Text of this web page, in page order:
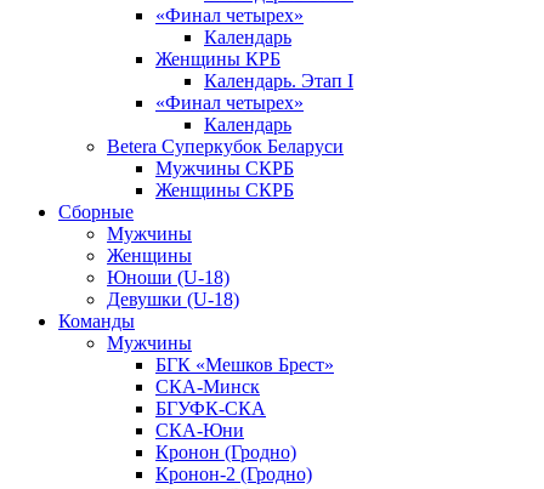
«Финал четырех»
Календарь
Женщины КРБ
Календарь. Этап I
«Финал четырех»
Календарь
Betera Суперкубок Беларуси
Мужчины СКРБ
Женщины СКРБ
Сборные
Мужчины
Женщины
Юноши (U-18)
Девушки (U-18)
Команды
Мужчины
БГК «Мешков Брест»
СКА-Минск
БГУФК-СКА
СКА-Юни
Кронон (Гродно)
Кронон-2 (Гродно)